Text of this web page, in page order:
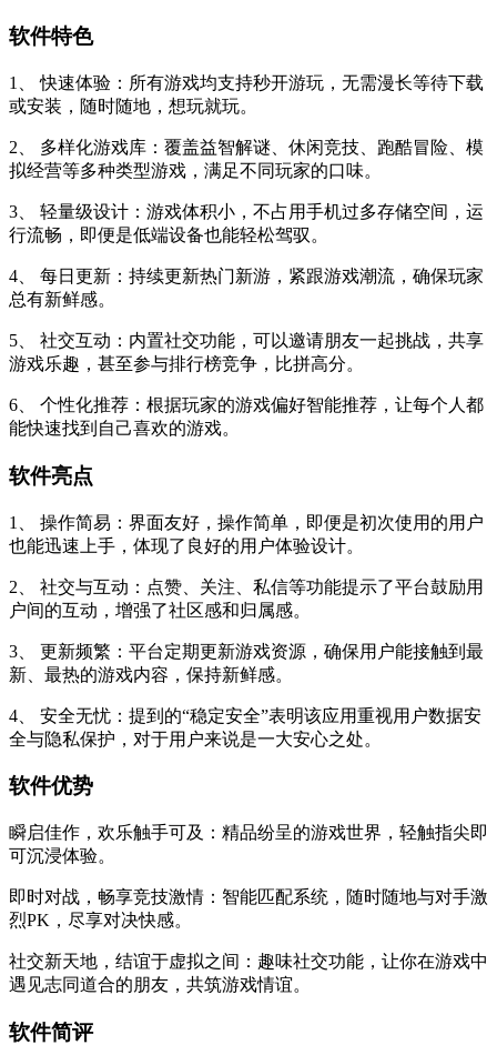
软件特色
1、 快速体验：所有游戏均支持秒开游玩，无需漫长等待下载
或安装，随时随地，想玩就玩。
2、 多样化游戏库：覆盖益智解谜、休闲竞技、跑酷冒险、模
拟经营等多种类型游戏，满足不同玩家的口味。
3、 轻量级设计：游戏体积小，不占用手机过多存储空间，运
行流畅，即便是低端设备也能轻松驾驭。
4、 每日更新：持续更新热门新游，紧跟游戏潮流，确保玩家
总有新鲜感。
5、 社交互动：内置社交功能，可以邀请朋友一起挑战，共享
游戏乐趣，甚至参与排行榜竞争，比拼高分。
6、 个性化推荐：根据玩家的游戏偏好智能推荐，让每个人都
能快速找到自己喜欢的游戏。
软件亮点
1、 操作简易：界面友好，操作简单，即便是初次使用的用户
也能迅速上手，体现了良好的用户体验设计。
2、 社交与互动：点赞、关注、私信等功能提示了平台鼓励用
户间的互动，增强了社区感和归属感。
3、 更新频繁：平台定期更新游戏资源，确保用户能接触到最
新、最热的游戏内容，保持新鲜感。
4、 安全无忧：提到的“稳定安全”表明该应用重视用户数据安
全与隐私保护，对于用户来说是一大安心之处。
软件优势
瞬启佳作，欢乐触手可及： 精品纷呈的游戏世界，轻触指尖即
可沉浸体验。
即时对战，畅享竞技激情 ：智能匹配系统，随时随地与对手激
烈PK，尽享对决快感。
社交新天地，结谊于虚拟之间 ：趣味社交功能，让你在游戏中
遇见志同道合的朋友，共筑游戏情谊。
软件简评